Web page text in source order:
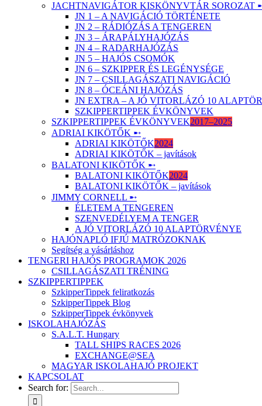
JACHTNAVIGÁTOR KISKÖNYVTÁR SOROZAT
JN 1 – A NAVIGÁCIÓ TÖRTÉNETE
JN 2 – RÁDIÓZÁS A TENGEREN
JN 3 – ÁRAPÁLYHAJÓZÁS
JN 4 – RADARHAJÓZÁS
JN 5 – HAJÓS CSOMÓK
JN 6 – SZKIPPER ÉS LEGÉNYSÉGE
JN 7 – CSILLAGÁSZATI NAVIGÁCIÓ
JN 8 – ÓCEÁNI HAJÓZÁS
JN EXTRA – A JÓ VITORLÁZÓ 10
SZKIPPERTIPPEK ÉVKÖNYVEK
SZKIPPERTIPPEK ÉVKÖNYVEK2017–2025
ADRIAI KIKÖTŐK ➸
ADRIAI KIKÖTŐK2024
ADRIAI KIKÖTŐK – javítások
BALATONI KIKÖTŐK ➸
BALATONI KIKÖTŐK2024
BALATONI KIKÖTŐK – javítások
JIMMY CORNELL ➸
ÉLETEM A TENGEREN
SZENVEDÉLYEM A TENGER
A JÓ VITORLÁZÓ 10 ALAPTÖRVÉNYE
HAJÓNAPLÓ IFJÚ MATRÓZOKNAK
Segítség a vásárláshoz
TENGERI HAJÓS PROGRAMOK 2026
CSILLAGÁSZATI TRÉNING
SZKIPPERTIPPEK
SzkipperTippek feliratkozás
SzkipperTippek Blog
SzkipperTippek évkönyvek
ISKOLAHAJÓZÁS
S.A.L.T. Hungary
TALL SHIPS RACES 2026
EXCHANGE@SEA
MAGYAR ISKOLAHAJÓ PROJEKT
KAPCSOLAT
Search for: